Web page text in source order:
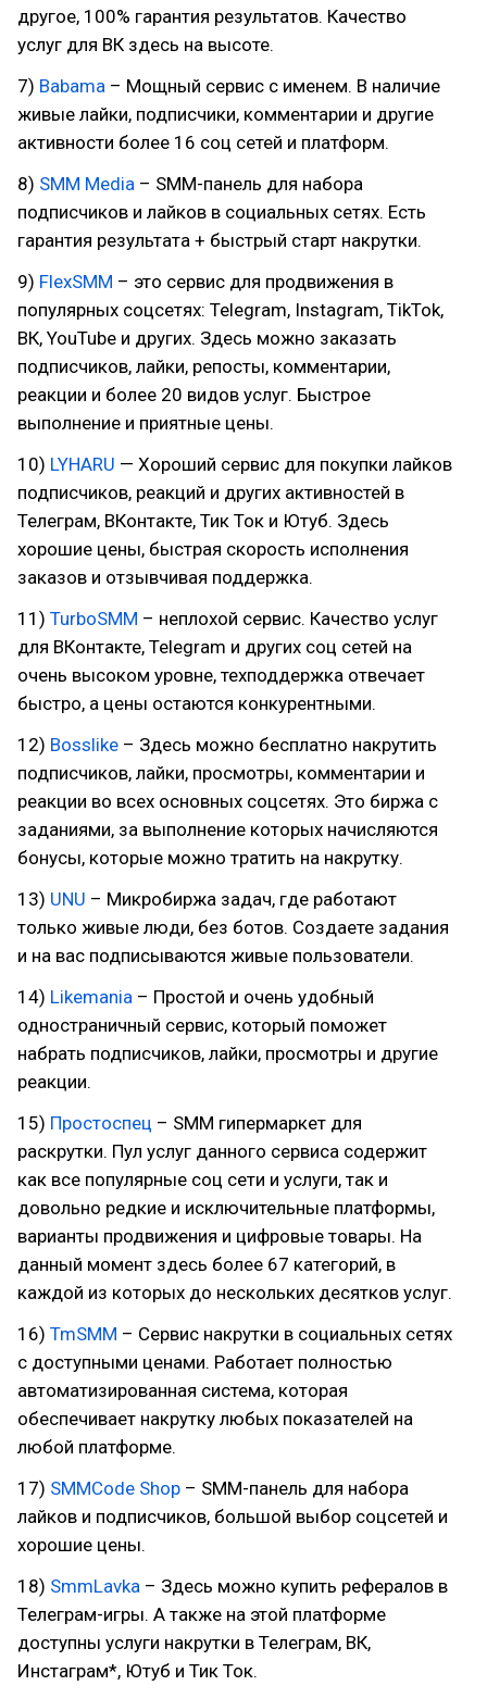
другое, 100% гарантия результатов. Качество
услуг для ВК здесь на высоте.
7) Babama – Мощный сервис с именем. В наличие
живые лайки, подписчики, комментарии и другие
активности более 16 соц сетей и платформ.
8) SMM Media – SMM-панель для набора
подписчиков и лайков в социальных сетях. Есть
гарантия результата + быстрый старт накрутки.
9) FlexSMM – это сервис для продвижения в
популярных соцсетях: Telegram, Instagram, TikTok,
ВК, YouTube и других. Здесь можно заказать
подписчиков, лайки, репосты, комментарии,
реакции и более 20 видов услуг. Быстрое
выполнение и приятные цены.
10) LYHARU — Хороший сервис для покупки лайков
подписчиков, реакций и других активностей в
Телеграм, ВКонтакте, Тик Ток и Ютуб. Здесь
хорошие цены, быстрая скорость исполнения
заказов и отзывчивая поддержка.
11) TurboSMM – неплохой сервис. Качество услуг
для ВКонтакте, Telegram и других соц сетей на
очень высоком уровне, техподдержка отвечает
быстро, а цены остаются конкурентными.
12) Bosslike – Здесь можно бесплатно накрутить
подписчиков, лайки, просмотры, комментарии и
реакции во всех основных соцсетях. Это биржа с
заданиями, за выполнение которых начисляются
бонусы, которые можно тратить на накрутку.
13) UNU – Микробиржа задач, где работают
только живые люди, без ботов. Создаете задания
и на вас подписываются живые пользователи.
14) Likemania – Простой и очень удобный
одностраничный сервис, который поможет
набрать подписчиков, лайки, просмотры и другие
реакции.
15) Простоспец – SMM гипермаркет для
раскрутки. Пул услуг данного сервиса содержит
как все популярные соц сети и услуги, так и
довольно редкие и исключительные платформы,
варианты продвижения и цифровые товары. На
данный момент здесь более 67 категорий, в
каждой из которых до нескольких десятков услуг.
16) TmSMM – Сервис накрутки в социальных сетях
с доступными ценами. Работает полностью
автоматизированная система, которая
обеспечивает накрутку любых показателей на
любой платформе.
17) SMMCode Shop – SMM-панель для набора
лайков и подписчиков, большой выбор соцсетей и
хорошие цены.
18) SmmLavka – Здесь можно купить рефералов в
Телеграм-игры. А также на этой платформе
доступны услуги накрутки в Телеграм, ВК,
Инстаграм*, Ютуб и Тик Ток.